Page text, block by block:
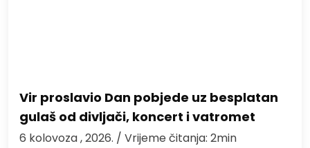
Vir proslavio Dan pobjede uz besplatan
gulaš od divljači, koncert i vatromet
6 kolovoza , 2026. / Vrijeme čitanja: 2min